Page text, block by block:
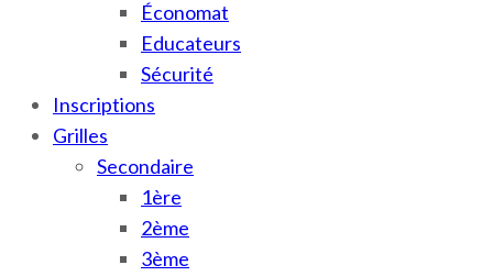
Économat
Educateurs
Sécurité
Inscriptions
Grilles
Secondaire
1ère
2ème
3ème